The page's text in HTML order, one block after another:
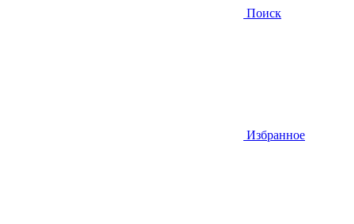
Поиск
Избранное